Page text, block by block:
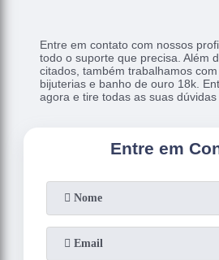
Entre em contato com nossos
todo o suporte que precisa. Além
citados, também trabalhamos
bijuterias e banho de ouro 18k.
agora e tire todas as suas dúvidas
Entre em